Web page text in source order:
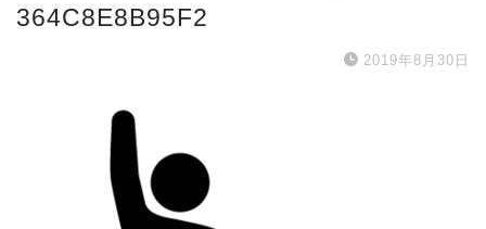
364C8E8B95F2
2019年8月30日